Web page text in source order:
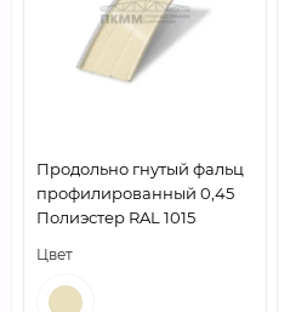
Продольно гнутый фальц
профилированный 0,45
Полиэстер RAL 1015
Цвет